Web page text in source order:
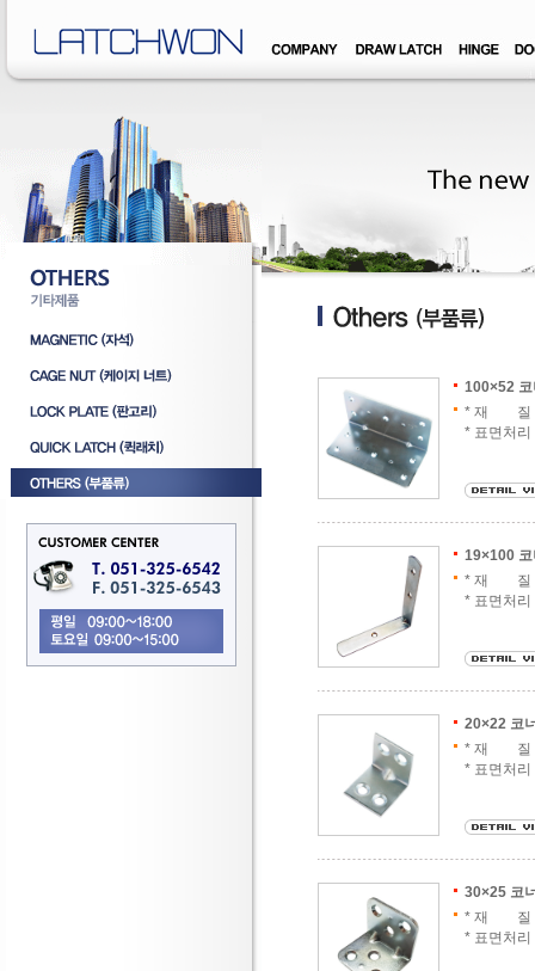
100×52
* 재 질 :
* 표면처리
19×100
* 재 질 :
* 표면처리
20×22 코
* 재 질 :
* 표면처리
30×25 코
* 재 질 :
* 표면처리